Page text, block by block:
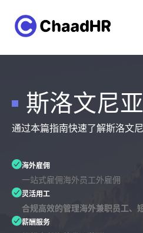
斯洛文尼亚
通过本篇指南快速了解斯洛文
海外雇佣
一站式雇佣海外员工外雇佣
灵活用工
合规高效的管理海外兼职员工、
薪酬服务